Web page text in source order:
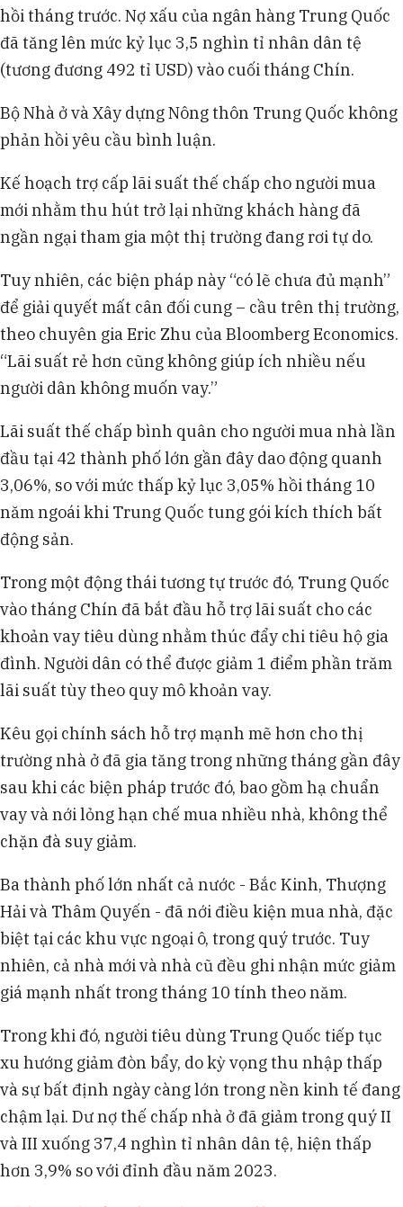
hồi tháng trước. Nợ xấu của ngân hàng Trung Quốc
đã tăng lên mức kỷ lục 3,5 nghìn tỉ nhân dân tệ
(tương đương 492 tỉ USD) vào cuối tháng Chín.
Bộ Nhà ở và Xây dựng Nông thôn Trung Quốc không
phản hồi yêu cầu bình luận.
Kế hoạch trợ cấp lãi suất thế chấp cho người mua
mới nhằm thu hút trở lại những khách hàng đã
ngần ngại tham gia một thị trường đang rơi tự do.
Tuy nhiên, các biện pháp này “có lẽ chưa đủ mạnh”
để giải quyết mất cân đối cung – cầu trên thị trường,
theo chuyên gia Eric Zhu của Bloomberg Economics.
“Lãi suất rẻ hơn cũng không giúp ích nhiều nếu
người dân không muốn vay.”
Lãi suất thế chấp bình quân cho người mua nhà lần
đầu tại 42 thành phố lớn gần đây dao động quanh
3,06%, so với mức thấp kỷ lục 3,05% hồi tháng 10
năm ngoái khi Trung Quốc tung gói kích thích bất
động sản.
Trong một động thái tương tự trước đó, Trung Quốc
vào tháng Chín đã bắt đầu hỗ trợ lãi suất cho các
khoản vay tiêu dùng nhằm thúc đẩy chi tiêu hộ gia
đình. Người dân có thể được giảm 1 điểm phần trăm
lãi suất tùy theo quy mô khoản vay.
Kêu gọi chính sách hỗ trợ mạnh mẽ hơn cho thị
trường nhà ở đã gia tăng trong những tháng gần đây
sau khi các biện pháp trước đó, bao gồm hạ chuẩn
vay và nới lỏng hạn chế mua nhiều nhà, không thể
chặn đà suy giảm.
Ba thành phố lớn nhất cả nước - Bắc Kinh, Thượng
Hải và Thâm Quyến - đã nới điều kiện mua nhà, đặc
biệt tại các khu vực ngoại ô, trong quý trước. Tuy
nhiên, cả nhà mới và nhà cũ đều ghi nhận mức giảm
giá mạnh nhất trong tháng 10 tính theo năm.
Trong khi đó, người tiêu dùng Trung Quốc tiếp tục
xu hướng giảm đòn bẩy, do kỳ vọng thu nhập thấp
và sự bất định ngày càng lớn trong nền kinh tế đang
chậm lại. Dư nợ thế chấp nhà ở đã giảm trong quý II
và III xuống 37,4 nghìn tỉ nhân dân tệ, hiện thấp
hơn 3,9% so với đỉnh đầu năm 2023.